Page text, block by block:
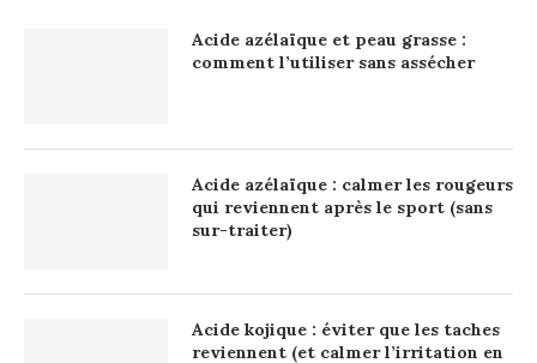
Acide azélaïque et peau grasse :
comment l’utiliser sans assécher
Acide azélaïque : calmer les rougeurs
qui reviennent après le sport (sans
sur-traiter)
Acide kojique : éviter que les taches
reviennent (et calmer l’irritation en